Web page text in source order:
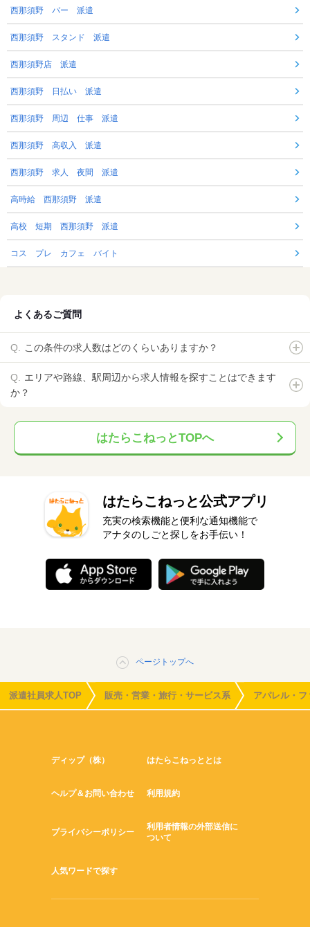
西那須野 バー 派遣
西那須野 スタンド 派遣
西那須野店 派遣
西那須野 日払い 派遣
西那須野 周辺 仕事 派遣
西那須野 高収入 派遣
西那須野 求人 夜間 派遣
高時給 西那須野 派遣
高校 短期 西那須野 派遣
コス プレ カフェ バイト
よくあるご質問
この条件の求人数はどのくらいありますか？
エリアや路線、駅周辺から求人情報を探すことはできます
か？
はたらこねっとTOPへ
はたらこねっと公式アプリ
充実の検索機能と便利な通知機能で
アナタのしごと探しをお手伝い！
ページトップへ
派遣社員求人TOP 販売・営業・旅行・サービス系 アパレル・
ディップ（株） はたらこねっととは
ヘルプ＆お問い合わせ 利用規約
プライバシーポリシー
利用者情報の外部送信に
ついて
人気ワードで探す